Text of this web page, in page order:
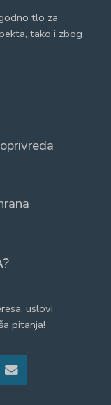
tlo za
tako i zbog
uslovi
pitanja!